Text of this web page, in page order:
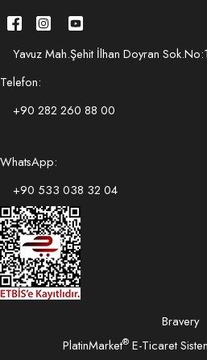
Yavuz Mah.Şehit İlhan Doyran
Telefon:
+90 282 260 88 00
WhatsApp:
+90 533 038 32 04
Bravery
PlatinMarket® E-Ticaret